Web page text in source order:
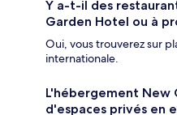
Y a-t-il des
Garden Hotel ou à
Oui, vous trouverez sur
internationale.
L'hébergement New
d'espaces privés en